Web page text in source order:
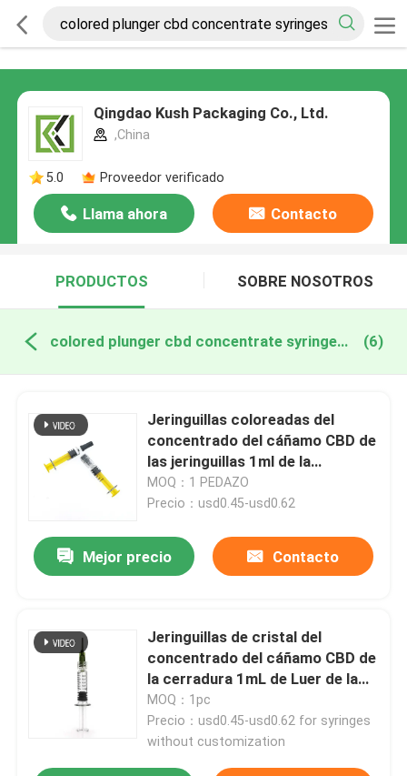
Qingdao Kush Packaging Co., Ltd.
,China
5.0 Proveedor verificado
Llama ahora Contacto
PRODUCTOS SOBRE NOSOTROS
colored plunger cbd concentrate syringes fabricación en línea (6)
Jeringuillas coloreadas del
concentrado del cáñamo CBD de
las jeringuillas 1ml de la
cerradura de Luer del émbolo
MOQ：1 PEDAZO
Precio：usd0.45-usd0.62
Mejor precio Contacto
Jeringuillas de cristal del
concentrado del cáñamo CBD de
la cerradura 1mL de Luer de la
jeringuilla con las agujas
embotadas
MOQ：1pc
Precio：usd0.45-usd0.62 for syringes
without customization